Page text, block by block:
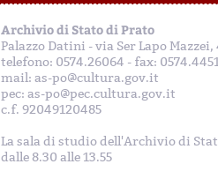
Archivio di Stato di Prato
Palazzo Datini - via Ser Lapo
telefono: 0574.26064 - fax:
mail: as-po@cultura.gov.it
pec: as-po@pec.cultura.gov.it
c.f. 92049120485
La sala di studio dell'Archivio di
dalle 8.30 alle 13.55